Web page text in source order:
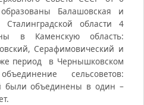
Балашовская и
области 4
в Каменскую область:
Серафимовический и
период в Чернышковском
сельсоветов:
были объединены в один –